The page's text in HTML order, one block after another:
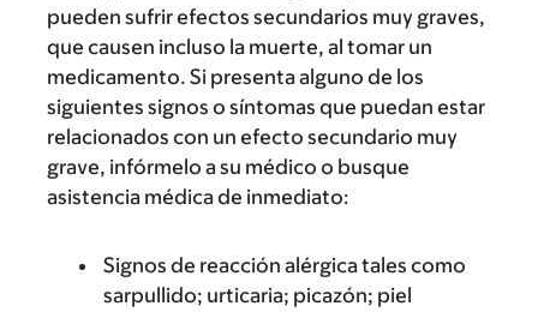
pueden sufrir efectos secundarios muy graves,
que causen incluso la muerte, al tomar un
medicamento. Si presenta alguno de los
siguientes signos o síntomas que puedan estar
relacionados con un efecto secundario muy
grave, infórmelo a su médico o busque
asistencia médica de inmediato:
Signos de reacción alérgica tales como
sarpullido; urticaria; picazón; piel